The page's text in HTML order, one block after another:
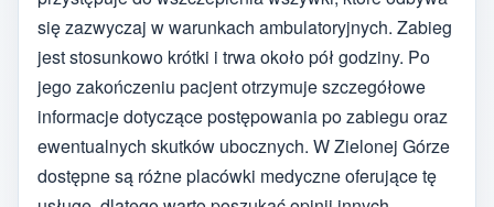
się zazwyczaj w warunkach ambulatoryjnych. Zabieg
jest stosunkowo krótki i trwa około pół godziny. Po
jego zakończeniu pacjent otrzymuje szczegółowe
informacje dotyczące postępowania po zabiegu oraz
ewentualnych skutków ubocznych. W Zielonej Górze
dostępne są różne placówki medyczne oferujące tę